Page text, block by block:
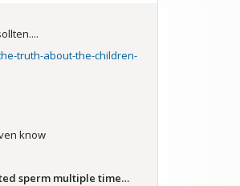
truth-about-the-children-
know
sperm multiple time…